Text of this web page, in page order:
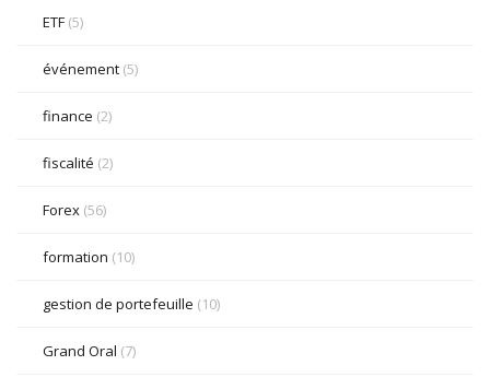
ETF (5)
événement (5)
finance (2)
fiscalité (2)
Forex (56)
formation (10)
gestion de portefeuille (10)
Grand Oral (7)